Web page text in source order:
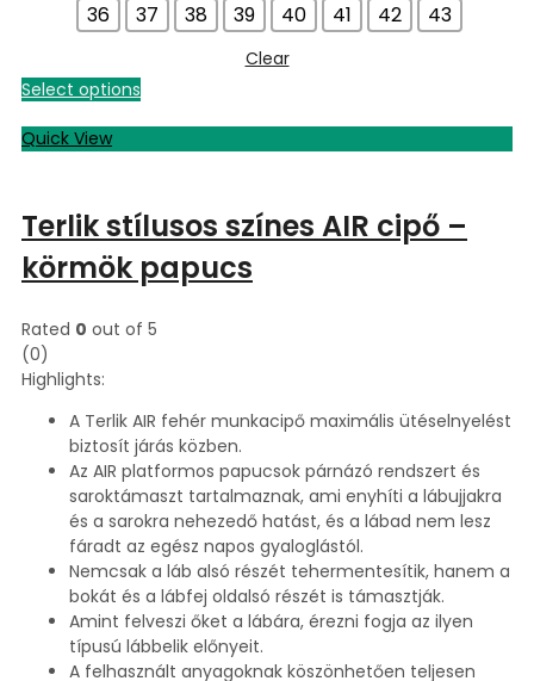
36 37 38 39 40 41 42 43
Clear
Select options
Quick View
Terlik stílusos színes AIR cipő –
körmök papucs
Rated 0 out of 5
(0)
Highlights:
A Terlik AIR fehér munkacipő maximális ütéselnyelést
biztosít járás közben.
Az AIR platformos papucsok párnázó rendszert és
saroktámaszt tartalmaznak, ami enyhíti a lábujjakra
és a sarokra nehezedő hatást, és a lábad nem lesz
fáradt az egész napos gyaloglástól.
Nemcsak a láb alsó részét tehermentesítik, hanem a
bokát és a lábfej oldalsó részét is támasztják.
Amint felveszi őket a lábára, érezni fogja az ilyen
típusú lábbelik előnyeit.
A felhasznált anyagoknak köszönhetően teljesen